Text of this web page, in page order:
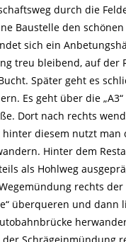
durch die
Baustelle den
sich ein
treu bleibend, auf der
Später geht es
Es geht über die
Dort nach rechts
diesem nutzt
Hinter dem
als Hohlweg
rechts
überqueren und dann